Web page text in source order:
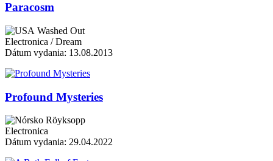
Paracosm
Washed Out
Electronica / Dream
Dátum vydania: 13.08.2013
Profound Mysteries
Röyksopp
Electronica
Dátum vydania: 29.04.2022